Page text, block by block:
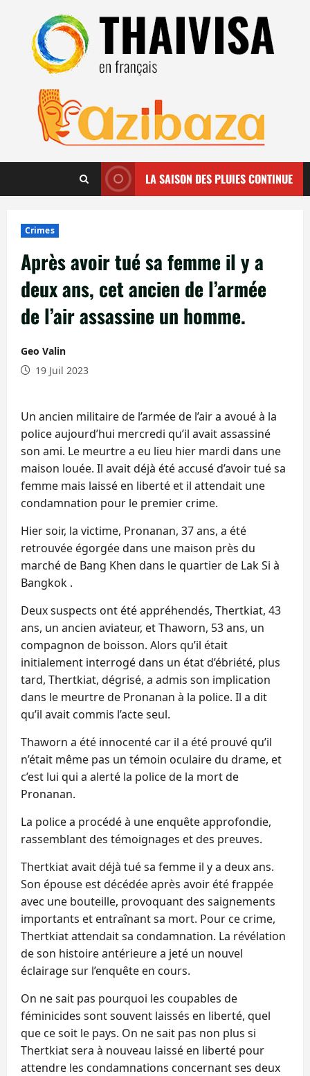
contenu
LA SAISON DES PLUIES CONTINUE
Crimes
Après avoir tué sa femme il y a
deux ans, cet ancien de l’armée
de l’air assassine un homme.
Geo Valin
19 Juil 2023
Un ancien militaire de l’armée de l’air a avoué à la
police aujourd’hui mercredi qu’il avait assassiné
son ami. Le meurtre a eu lieu hier mardi dans une
maison louée. Il avait déjà été accusé d’avoir tué sa
femme mais laissé en liberté et il attendait une
condamnation pour le premier crime.
Hier soir, la victime, Pronanan, 37 ans, a été
retrouvée égorgée dans une maison près du
marché de Bang Khen dans le quartier de Lak Si à
Bangkok .
Deux suspects ont été appréhendés, Thertkiat, 43
ans, un ancien aviateur, et Thaworn, 53 ans, un
compagnon de boisson. Alors qu’il était
initialement interrogé dans un état d’ébriété, plus
tard, Thertkiat, dégrisé, a admis son implication
dans le meurtre de Pronanan à la police. Il a dit
qu’il avait commis l’acte seul.
Thaworn a été innocenté car il a été prouvé qu’il
n’était même pas un témoin oculaire du drame, et
c’est lui qui a alerté la police de la mort de
Pronanan.
La police a procédé à une enquête approfondie,
rassemblant des témoignages et des preuves.
Thertkiat avait déjà tué sa femme il y a deux ans.
Son épouse est décédée après avoir été frappée
avec une bouteille, provoquant des saignements
importants et entraînant sa mort. Pour ce crime,
Thertkiat attendait sa condamnation. La révélation
de son histoire antérieure a jeté un nouvel
éclairage sur l’enquête en cours.
On ne sait pas pourquoi les coupables de
féminicides sont souvent laissés en liberté, quel
que ce soit le pays. On ne sait pas non plus si
Thertkiat sera à nouveau laissé en liberté pour
attendre les condamnations concernant ses deux